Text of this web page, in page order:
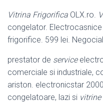
Vitrina Frigorifica OLX.ro.
congelator.
frigorifice. 599 lei.
prestator de service
comerciale si industriale,
ariston. electronicstar
congelatoare, lazi si